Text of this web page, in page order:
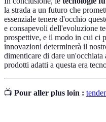
la strada a un futuro che
essenziale tenere d'occhio
e consapevoli dell'evoluzione
prospettive, e il modo in cui ci
innovazioni determinerà il
dimenticare di dare
prodotti adatti a questa era
📺 Pour aller plus loin :